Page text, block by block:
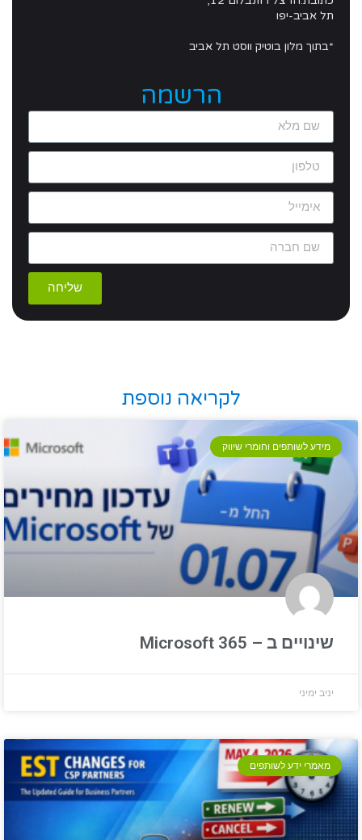
תל אביב-יפו
*בתוך מלון בוטיק ווסט תל אביב
הרשמה
שליחה
לקריאה נוספת
מידע לשותפים וחומרי שיווק
שינויים ב – Microsoft 365
יניב ימיני
מאמרי ידע לשותפים